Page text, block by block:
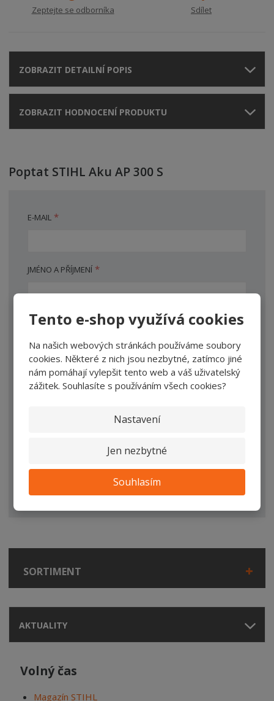
Tento e-shop využívá cookies
Na našich webových stránkách používáme soubory
cookies. Některé z nich jsou nezbytné, zatímco jiné
nám pomáhají vylepšit tento web a váš uživatelský
zážitek. Souhlasíte s používáním všech cookies?
Nastavení
Jen nezbytné
Souhlasím
Zeptejte se odborníka Sdílet
ZOBRAZIT DETAILNÍ POPIS
ZOBRAZIT HODNOCENÍ PRODUKTU
Poptat STIHL Aku AP 300 S
E-MAIL *
JMÉNO A PŘÍJMENÍ *
TEXT DOTAZU *
Souhlasím se
SORTIMENT
AKTUALITY
Volný čas
Magazín STIHL